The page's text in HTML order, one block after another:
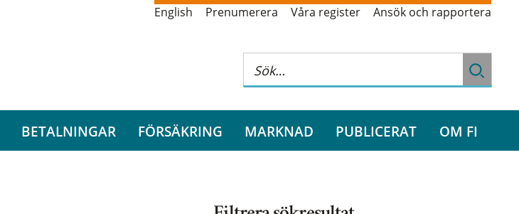
English Prenumerera Våra register Ansök och rapportera
BETALNINGAR FÖRSÄKRING MARKNAD PUBLICERAT OM FI